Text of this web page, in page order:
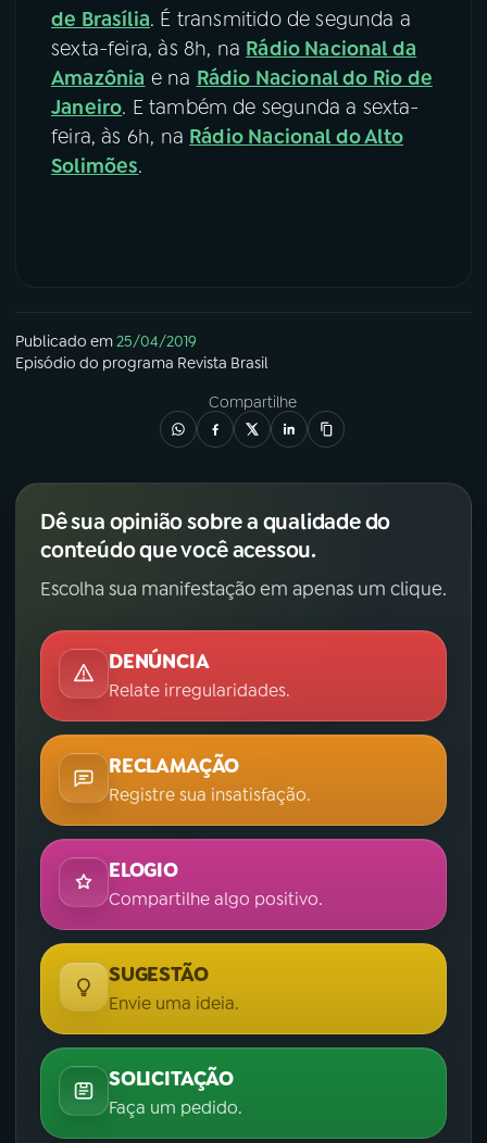
de Brasília. É transmitido de segunda a
sexta-feira, às 8h, na Rádio Nacional da
Amazônia e na Rádio Nacional do Rio de
Janeiro. E também de segunda a sexta-
feira, às 6h, na Rádio Nacional do Alto
Solimões.
Publicado em25/04/2019
Episódio do programa Revista Brasil
Compartilhe
Dê sua opinião sobre a qualidade do
conteúdo que você acessou.
Escolha sua manifestação em apenas um clique.
DENÚNCIA
Relate irregularidades.
RECLAMAÇÃO
Registre sua insatisfação.
ELOGIO
Compartilhe algo positivo.
SUGESTÃO
Envie uma ideia.
SOLICITAÇÃO
Faça um pedido.